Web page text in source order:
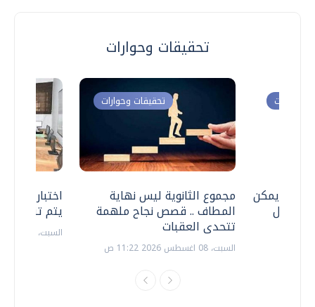
تحقيقات وحوارات
اختبارات
يتم
السبت، 18 يوليو 2026 09:22 ص
تحقيقات وحوارات
مجموع الثانوية ليس نهاية
المطاف .. قصص نجاح ملهمة
تتحدى العقبات
السبت، 08 اغسطس 2026 11:22 ص
وحوارات
.. هل يمكن
نتعامل